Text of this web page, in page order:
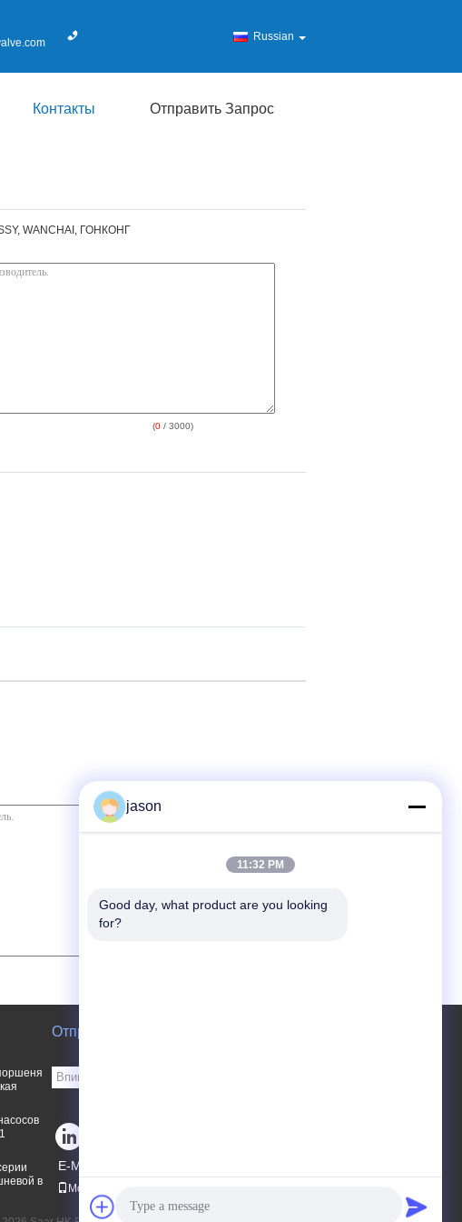
Russian
Контакты Отправить Запрос
WANCHAI, ГОНКОНГ
(0 / 3000)
в
Отправить запрос
E-Mail
Мобильный сайт
jason
11:32 PM
Good day, what product are you looking
for?